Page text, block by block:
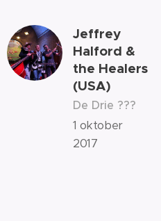
Jeffrey
Halford &
the Healers
(USA)
De Drie ???
1 oktober
2017